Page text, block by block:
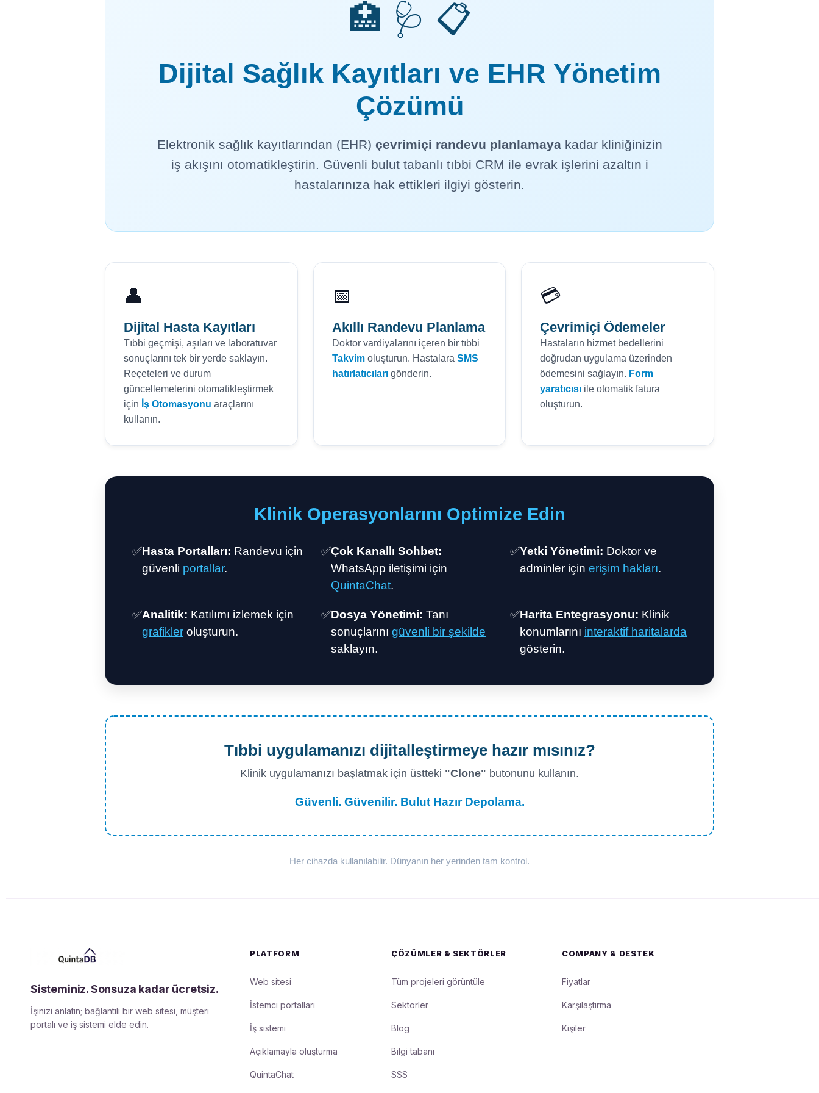
🏥 🩺 📋
Dijital Sağlık Kayıtları ve EHR Yönetim
Çözümü
Elektronik sağlık kayıtlarından (EHR) çevrimiçi randevu planlamayakadar kliniğinizin
iş akışını otomatikleştirin. Güvenli bulut tabanlı tıbbi CRM ile evrak işlerini azaltın і
hastalarınıza hak ettikleri ilgiyi gösterin.
👤
Dijital Hasta Kayıtları
Tıbbi geçmişi, aşıları ve laboratuvar
sonuçlarını tek bir yerde saklayın.
Reçeteleri ve durum
güncellemelerini otomatikleştirmek
için İş Otomasyonu araçlarını
kullanın.
📅
Akıllı Randevu Planlama
Doktor vardiyalarını içeren bir tıbbi
Takvimoluşturun. Hastalara SMS
hatırlatıcılarıgönderin.
💳
Çevrimiçi Ödemeler
Hastaların hizmet bedellerini
doğrudan uygulama üzerinden
ödemesini sağlayın. Form
yaratıcısı ile otomatik fatura
oluşturun.
Klinik Operasyonlarını Optimize Edin
✅Hasta Portalları: Randevu için
güvenli portallar.
✅Çok Kanallı Sohbet:
WhatsApp iletişimi için
QuintaChat.
✅Yetki Yönetimi: Doktor ve
adminler için erişim hakları.
✅Analitik: Katılımı izlemek için
grafikler oluşturun.
✅Dosya Yönetimi: Tanı
sonuçlarını güvenli bir şekilde
saklayın.
✅Harita Entegrasyonu: Klinik
konumlarını interaktif haritalarda
gösterin.
Tıbbi uygulamanızı dijitalleştirmeye hazır mısınız?
Klinik uygulamanızı başlatmak için üstteki "Clone" butonunu kullanın.
Güvenli. Güvenilir. Bulut Hazır Depolama.
Her cihazda kullanılabilir. Dünyanın her yerinden tam kontrol.
Sisteminiz. Sonsuza kadar ücretsiz.
İşinizi anlatın; bağlantılı bir web sitesi, müşteri
portalı ve iş sistemi elde edin.
PLATFORM
Web sitesi
İstemci portalları
İş sistemi
Açıklamayla oluşturma
QuintaChat
ÇÖZÜMLER & SEKTÖRLER
Tüm projeleri görüntüle
Sektörler
Blog
Bilgi tabanı
SSS
COMPANY & DESTEK
Fiyatlar
Karşılaştırma
Kişiler